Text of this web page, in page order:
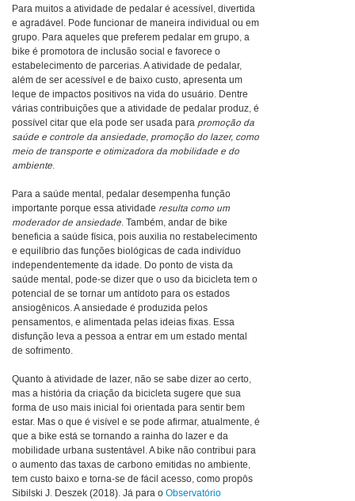
Para muitos a atividade de pedalar é acessível, divertida
e agradável. Pode funcionar de maneira individual ou em
grupo. Para aqueles que preferem pedalar em grupo, a
bike é promotora de inclusão social e favorece o
estabelecimento de parcerias. A atividade de pedalar,
além de ser acessível e de baixo custo, apresenta um
leque de impactos positivos na vida do usuário. Dentre
várias contribuições que a atividade de pedalar produz, é
possível citar que ela pode ser usada para promoção da
saúde e controle da ansiedade, promoção do lazer, como
meio de transporte e otimizadora da mobilidade e do
ambiente.
Para a saúde mental, pedalar desempenha função
importante porque essa atividade resulta como um
moderador de ansiedade. Também, andar de bike
beneficia a saúde física, pois auxilia no restabelecimento
e equilíbrio das funções biológicas de cada indivíduo
independentemente da idade. Do ponto de vista da
saúde mental, pode-se dizer que o uso da bicicleta tem o
potencial de se tornar um antídoto para os estados
ansiogênicos. A ansiedade é produzida pelos
pensamentos, e alimentada pelas ideias fixas. Essa
disfunção leva a pessoa a entrar em um estado mental
de sofrimento.
Quanto à atividade de lazer, não se sabe dizer ao certo,
mas a história da criação da bicicleta sugere que sua
forma de uso mais inicial foi orientada para sentir bem
estar. Mas o que é visível e se pode afirmar, atualmente, é
que a bike está se tornando a rainha do lazer e da
mobilidade urbana sustentável. A bike não contribui para
o aumento das taxas de carbono emitidas no ambiente,
tem custo baixo e torna-se de fácil acesso, como propôs
Sibilski J. Deszek (2018). Já para o Observatório